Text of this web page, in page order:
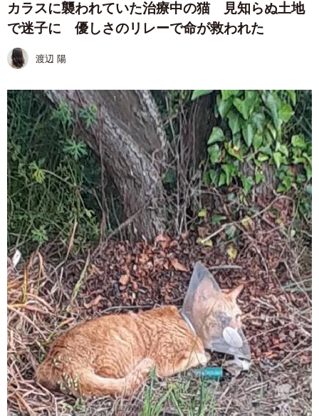
カラスに襲われていた治療中の猫 見知らぬ土地
で迷子に 優しさのリレーで命が救われた
渡辺 陽